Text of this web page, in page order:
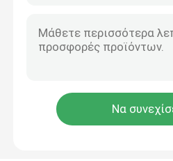
φούρνος καροτσακιών